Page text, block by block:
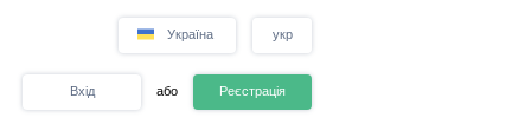
Україна укр
Вхід або Реєстрація